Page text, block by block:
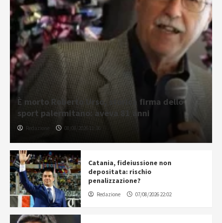
È morto Roberto Urso, storica firma dello
sport palermitano: aveva 81 anni
Redazione 08/08/2026 11:36
Catania, fideiussione non
depositata: rischio
penalizzazione?
Redazione 07/08/2026 22:02